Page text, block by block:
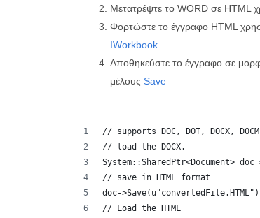
Μετατρέψτε το WORD σε HTML
Φορτώστε το έγγραφο HTML
IWorkbook
Αποθηκεύστε το έγγραφο σε
μέλους Save
// supports DOC, DOT, DOCX,
// load the DOCX.
System::SharedPtr<Document>
// save in HTML format
doc-
// Load the HTML